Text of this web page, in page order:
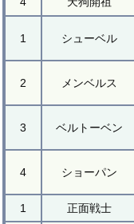
1 シューベル
2 メンベルス
3 ベルトーベン
4 ショーパン
1 正面戦士